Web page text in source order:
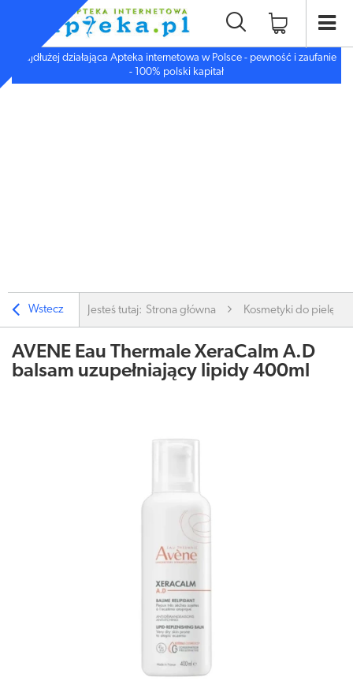
Najdłużej działająca Apteka internetowa w Polsce - pewność i zaufanie
- 100% polski kapitał
Wstecz Jesteś tutaj: Strona główna Kosmetyki do
AVENE Eau Thermale XeraCalm A.D
balsam uzupełniający lipidy 400ml